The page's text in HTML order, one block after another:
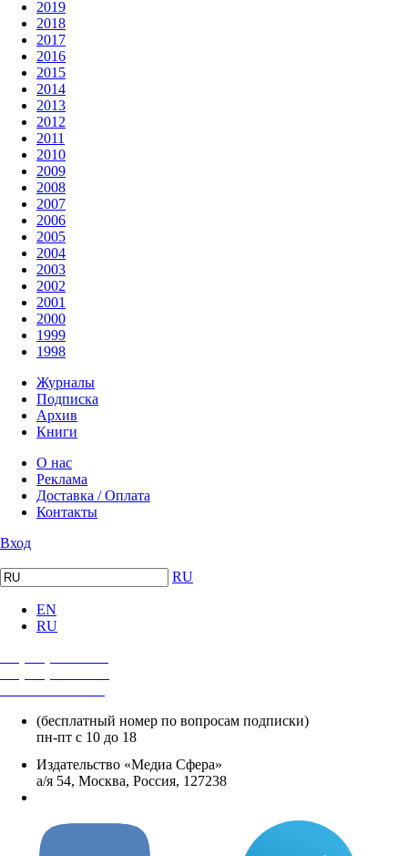
2019
2018
2017
2016
2015
2014
2013
2012
2011
2010
2009
2008
2007
2006
2005
2004
2003
2002
2001
2000
1999
1998
Журналы
Подписка
Архив
Книги
О нас
Реклама
Доставка / Оплата
Контакты
Вход
RU
EN
RU
(бесплатный номер по вопросам подписки)
пн-пт с 10 до 18
Издательство «Медиа Сфера»
а/я 54, Москва, Россия, 127238